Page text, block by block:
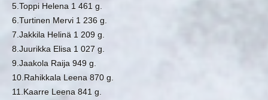
5.Toppi Helena 1 461 g.
6.Turtinen Mervi 1 236 g.
7.Jakkila Helinä 1 209 g.
8.Juurikka Elisa 1 027 g.
9.Jaakola Raija 949 g.
10.Rahikkala Leena 870 g.
11.Kaarre Leena 841 g.